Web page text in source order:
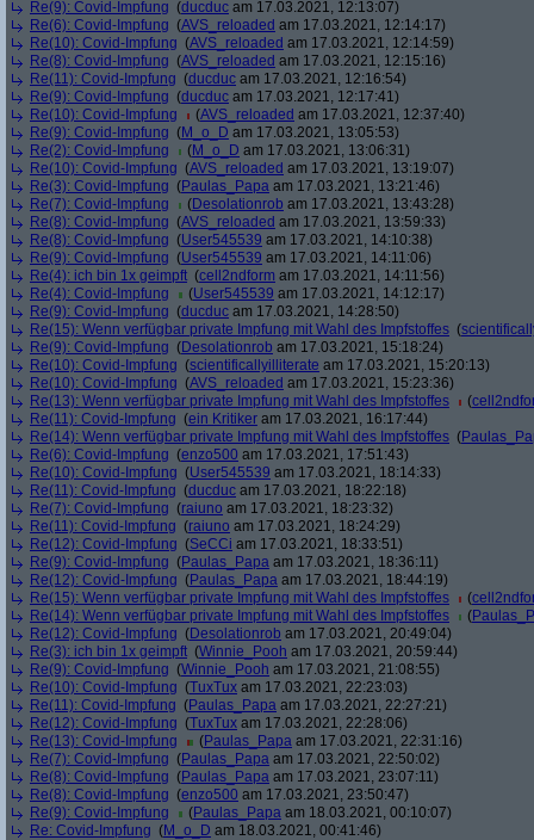
Re(9): Covid-Impfung (ducduc am 17.03.2021, 12:13:07)
Re(6): Covid-Impfung (AVS_reloaded am 17.03.2021, 12:14:17)
Re(10): Covid-Impfung (AVS_reloaded am 17.03.2021, 12:14:59)
Re(8): Covid-Impfung (AVS_reloaded am 17.03.2021, 12:15:16)
Re(11): Covid-Impfung (ducduc am 17.03.2021, 12:16:54)
Re(9): Covid-Impfung (ducduc am 17.03.2021, 12:17:41)
Re(10): Covid-Impfung
(AVS_reloaded am 17.03.2021, 12:37:40)
Re(9): Covid-Impfung (M_o_D am 17.03.2021, 13:05:53)
Re(2): Covid-Impfung
(M_o_D am 17.03.2021, 13:06:31)
Re(10): Covid-Impfung (AVS_reloaded am 17.03.2021, 13:19:07)
Re(3): Covid-Impfung (Paulas_Papa am 17.03.2021, 13:21:46)
Re(7): Covid-Impfung
(Desolationrob am 17.03.2021, 13:43:28)
Re(8): Covid-Impfung (AVS_reloaded am 17.03.2021, 13:59:33)
Re(8): Covid-Impfung (User545539 am 17.03.2021, 14:10:38)
Re(9): Covid-Impfung (User545539 am 17.03.2021, 14:11:06)
Re(4): ich bin 1x geimpft (cell2ndform am 17.03.2021, 14:11:56)
Re(4): Covid-Impfung
(User545539 am 17.03.2021, 14:12:17)
Re(9): Covid-Impfung (ducduc am 17.03.2021, 14:28:50)
Re(15): Wenn verfügbar private Impfung mit Wahl des Impfstoffes (
Re(9): Covid-Impfung (Desolationrob am 17.03.2021, 15:18:24)
Re(10): Covid-Impfung (scientificallyilliterate am 17.03.2021, 15:20:13)
Re(10): Covid-Impfung (AVS_reloaded am 17.03.2021, 15:23:36)
Re(13): Wenn verfügbar private Impfung mit Wahl des Impfstoffes
(
Re(11): Covid-Impfung (ein Kritiker am 17.03.2021, 16:17:44)
Re(14): Wenn verfügbar private Impfung mit Wahl des Impfstoffes (
Re(6): Covid-Impfung (enzo500 am 17.03.2021, 17:51:43)
Re(10): Covid-Impfung (User545539 am 17.03.2021, 18:14:33)
Re(11): Covid-Impfung (ducduc am 17.03.2021, 18:22:18)
Re(7): Covid-Impfung (raiuno am 17.03.2021, 18:23:32)
Re(11): Covid-Impfung (raiuno am 17.03.2021, 18:24:29)
Re(12): Covid-Impfung (SeCCi am 17.03.2021, 18:33:51)
Re(9): Covid-Impfung (Paulas_Papa am 17.03.2021, 18:36:11)
Re(12): Covid-Impfung (Paulas_Papa am 17.03.2021, 18:44:19)
Re(15): Wenn verfügbar private Impfung mit Wahl des Impfstoffes
(
Re(14): Wenn verfügbar private Impfung mit Wahl des Impfstoffes
(
Re(12): Covid-Impfung (Desolationrob am 17.03.2021, 20:49:04)
Re(3): ich bin 1x geimpft (Winnie_Pooh am 17.03.2021, 20:59:44)
Re(9): Covid-Impfung (Winnie_Pooh am 17.03.2021, 21:08:55)
Re(10): Covid-Impfung (TuxTux am 17.03.2021, 22:23:03)
Re(11): Covid-Impfung (Paulas_Papa am 17.03.2021, 22:27:21)
Re(12): Covid-Impfung (TuxTux am 17.03.2021, 22:28:06)
Re(13): Covid-Impfung
(Paulas_Papa am 17.03.2021, 22:31:16)
Re(7): Covid-Impfung (Paulas_Papa am 17.03.2021, 22:50:02)
Re(8): Covid-Impfung (Paulas_Papa am 17.03.2021, 23:07:11)
Re(8): Covid-Impfung (enzo500 am 17.03.2021, 23:50:47)
Re(9): Covid-Impfung
(Paulas_Papa am 18.03.2021, 00:10:07)
Re: Covid-Impfung (M_o_D am 18.03.2021, 00:41:46)